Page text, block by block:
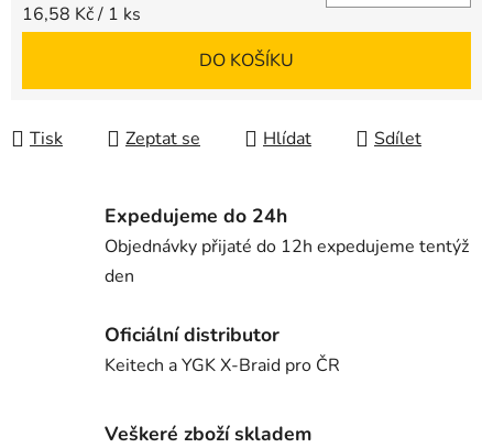
Měrná cena:
16,58 Kč / 1 ks
DO KOŠÍKU
Tisk Zeptat se Hlídat Sdílet
Expedujeme do 24h
Objednávky přijaté do 12h expedujeme tentýž
den
Oficiální distributor
Keitech a YGK X-Braid pro ČR
Veškeré zboží skladem